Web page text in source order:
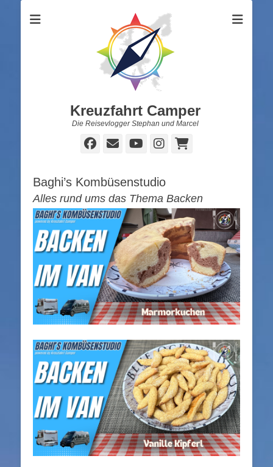
Kreuzfahrt Camper
Die Reisevlogger Stephan und Marcel
Facebook
E-
YouTube
Instagram
Warenkorb
Baghi’s Kombüsenstudio
Alles rund ums das Thema Backen